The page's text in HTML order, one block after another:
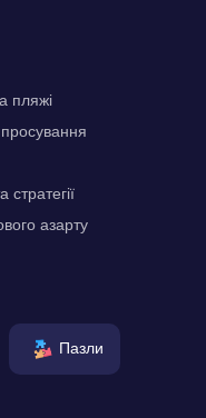
пляжі
азарту
Пазли